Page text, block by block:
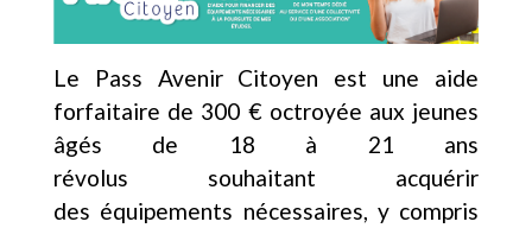
Le Pass Avenir Citoyen est une aide
forfaitaire de 300 € octroyée aux jeunes
âgés de 18 à 21 ans
révolus souhaitant acquérir
des équipements nécessaires, y compris